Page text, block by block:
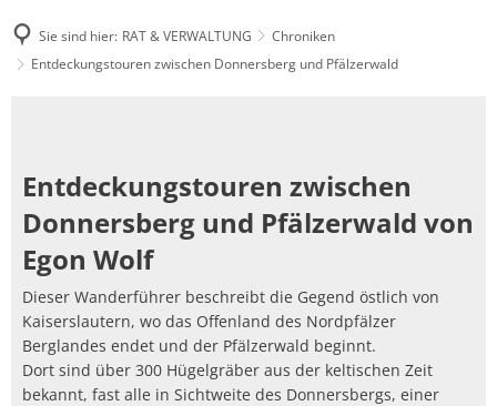
Sie sind hier: RAT & VERWALTUNG
Chroniken
Entdeckungstouren zwischen Donnersberg und Pfälzerwald
Donnersberg
und
Pfälzerwald
Entdeckungstouren zwischen
Donnersberg und Pfälzerwald von
Egon Wolf
Dieser Wanderführer beschreibt die Gegend östlich von
Kaiserslautern, wo das Offenland des Nordpfälzer
Berglandes endet und der Pfälzerwald beginnt.
Dort sind über 300 Hügelgräber aus der keltischen Zeit
bekannt, fast alle in Sichtweite des Donnersbergs, einer